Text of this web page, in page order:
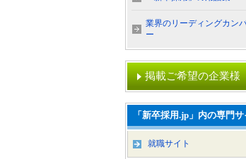
業界のリーディングカン
ー
掲載ご希望の企業様
「新卒採用.jp」内の専門サ
就職サイト